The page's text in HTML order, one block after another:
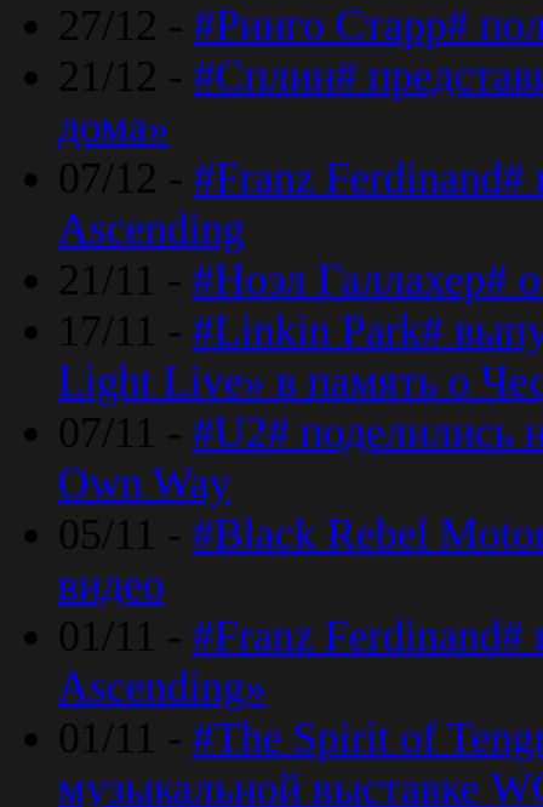
27/12 - #Ринго Старр#
21/12 - #Сплин#
дома»
07/12 - #Franz
Ascending
21/11 - #Ноэл Галлахер#
17/11 - #Linkin Park#
Light Live» в память о
07/11 - #U2#
Own Way
05/11 - #Black Rebel
видео
01/11 - #Franz Ferdinand#
Ascending»
01/11 - #The Spirit of
музыкальной выставке